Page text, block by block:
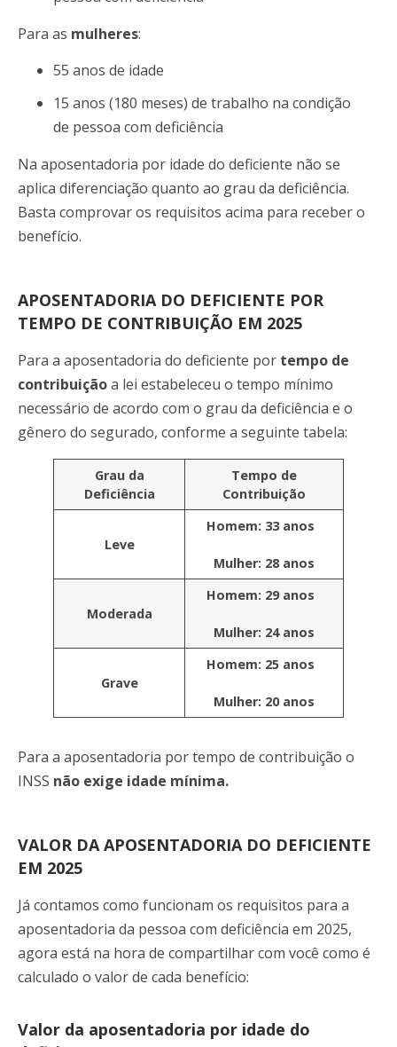
Para as mulheres:
55 anos de idade
15 anos (180 meses) de trabalho na condição
de pessoa com deficiência
Na aposentadoria por idade do deficiente não se
aplica diferenciação quanto ao grau da deficiência.
Basta comprovar os requisitos acima para receber o
benefício.
APOSENTADORIA DO DEFICIENTE POR
TEMPO DE CONTRIBUIÇÃO EM 2025
Para a aposentadoria do deficiente por tempo de
contribuiçãoa lei estabeleceu o tempo mínimo
necessário de acordo com o grau da deficiência e o
gênero do segurado, conforme a seguinte tabela:
Grau da
Deficiência
Tempo de
Contribuição
Leve
Homem: 33 anos
Mulher: 28 anos
Moderada
Homem: 29 anos
Mulher: 24 anos
Grave
Homem: 25 anos
Mulher: 20 anos
Para a aposentadoria por tempo de contribuição o
INSS não exige idade mínima.
VALOR DA APOSENTADORIA DO DEFICIENTE
EM 2025
Já contamos como funcionam os requisitos para a
aposentadoria da pessoa com deficiência em 2025,
agora está na hora de compartilhar com você como é
calculado o valor de cada benefício:
Valor da aposentadoria por idade do